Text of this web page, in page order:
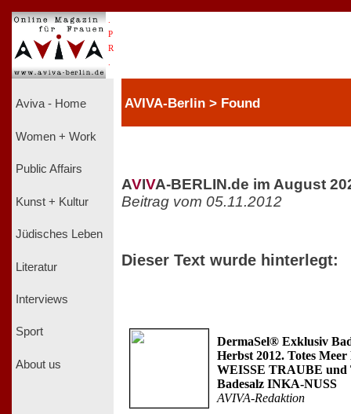
P
R
Aviva - Home
Women + Work
Public Affairs
Kunst + Kultur
Jüdisches Leben
Literatur
Interviews
Sport
About us
AVIVA-Berlin > Found
AVIVA-BERLIN.de im August
Beitrag vom 05.11.2012
Dieser Text wurde hinterlegt:
DermaSel® Exklusiv
Herbst 2012. Totes Meer
WEISSE TRAUBE und
Badesalz INKA-NUSS
AVIVA-Redaktion